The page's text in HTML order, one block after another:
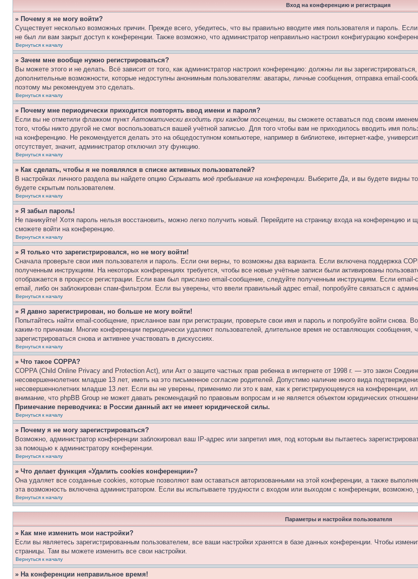
Вход на конференцию и регистрация
» Почему я не могу войти?
Существует несколько возможных причин. Прежде всего, убедитесь, что вы правильно вводите имя пользователя и пароль.
не был ли вам закрыт доступ к конференции. Также возможно, что администратор неправильно настроил конфигурацию
Вернуться к началу
» Зачем мне вообще нужно регистрироваться?
Вы можете этого и не делать. Всё зависит от того, как администратор настроил конференцию: должны ли вы
дополнительные возможности, которые недоступны анонимным пользователям: аватары, личные сообщения, отправка email-
поэтому мы рекомендуем это сделать.
Вернуться к началу
» Почему мне периодически приходится повторять ввод имени и пароля?
Если вы не отметили флажком пунктАвтоматически входить при каждом посещении, вы сможете оставаться под своим
того, чтобы никто другой не смог воспользоваться вашей учётной записью. Для того чтобы вам не приходилось вводить имя
на конференцию. Не рекомендуется делать это на общедоступном компьютере, например в библиотеке, интернет-кафе,
отсутствует, значит, администратор отключил эту функцию.
Вернуться к началу
» Как сделать, чтобы я не появлялся в списке активных пользователей?
В настройках личного раздела вы найдете опцию Скрывать моё пребывание на конференции. ВыберитеДа, и вы будете видны
будете скрытым пользователем.
Вернуться к началу
» Я забыл пароль!
Не паникуйте! Хотя пароль нельзя восстановить, можно легко получить новый. Перейдите на страницу входа на конференцию и
сможете войти на конференцию.
Вернуться к началу
» Я только что зарегистрировался, но не могу войти!
Сначала проверьте свои имя пользователя и пароль. Если они верны, то возможны два варианта. Если включена поддержка
полученным инструкциям. На некоторых конференциях требуется, чтобы все новые учётные записи были активированы
отображается в процессе регистрации. Если вам был прислано email-сообщение, следуйте полученным инструкциям. Если
email, либо он заблокирован спам-фильтром. Если вы уверены, что ввели правильный адрес email, попробуйте связаться с
Вернуться к началу
» Я давно зарегистрирован, но больше не могу войти!
Попытайтесь найти email-сообщение, присланное вам при регистрации, проверьте свои имя и пароль и попробуйте войти
каким-то причинам. Многие конференции периодически удаляют пользователей, длительное время не оставляющих
зарегистрироваться снова и активнее участвовать в дискуссиях.
Вернуться к началу
» Что такое COPPA?
COPPA (Child Online Privacy and Protection Act), или Акт о защите частных прав ребенка в интернете от 1998 г. — это закон
несовершеннолетних младше 13 лет, иметь на это письменное согласие родителей. Допустимо наличие иного вида
несовершеннолетних младше 13 лет. Если вы не уверены, применимо ли это к вам, как к регистрирующемуся на конференции,
внимание, что phpBB Group не может давать рекомендаций по правовым вопросам и не является объектом юридических
Примечание переводчика: в России данный акт не имеет юридической силы.
Вернуться к началу
» Почему я не могу зарегистрироваться?
Возможно, администратор конференции заблокировал ваш IP-адрес или запретил имя, под которым вы пытаетесь
за помощью к администратору конференции.
Вернуться к началу
» Что делает функция «Удалить cookies конференции»?
Она удаляет все созданные cookies, которые позволяют вам оставаться авторизованными на этой конференции, а также
эта возможность включена администратором. Если вы испытываете трудности с входом или выходом с конференции, возможно,
Вернуться к началу
Параметры и настройки пользователя
» Как мне изменить мои настройки?
Если вы являетесь зарегистрированным пользователем, все ваши настройки хранятся в базе данных конференции. Чтобы
страницы. Там вы можете изменить все свои настройки.
Вернуться к началу
» На конференции неправильное время!